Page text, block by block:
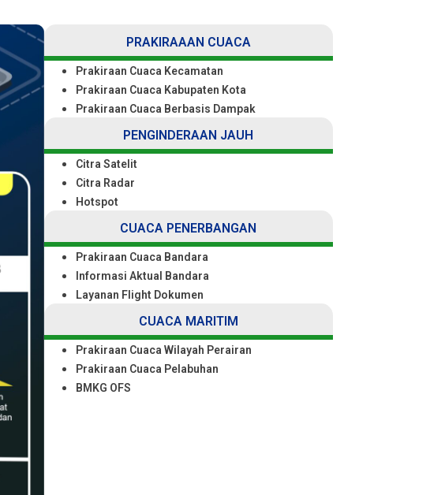
PRAKIRAAAN CUACA
Prakiraan Cuaca Kecamatan
Prakiraan Cuaca Kabupaten Kota
Prakiraan Cuaca Berbasis Dampak
PENGINDERAAN JAUH
Citra Satelit
Citra Radar
Hotspot
CUACA PENERBANGAN
Prakiraan Cuaca Bandara
Informasi Aktual Bandara
Layanan Flight Dokumen
CUACA MARITIM
Prakiraan Cuaca Wilayah Perairan
Prakiraan Cuaca Pelabuhan
BMKG OFS